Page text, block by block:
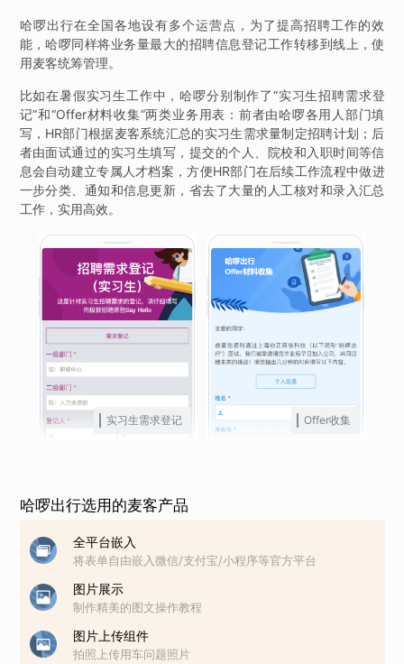
哈啰出行在全国各地设有多个运营点，为了提高招聘工作的效
能，哈啰同样将业务量最大的招聘信息登记工作转移到线上，使
用麦客统筹管理。
比如在暑假实习生工作中，哈啰分别制作了“实习生招聘需求登
记”和“Offer材料收集”两类业务用表：前者由哈啰各用人部门填
写，HR部门根据麦客系统汇总的实习生需求量制定招聘计划；后
者由面试通过的实习生填写，提交的个人、院校和入职时间等信
息会自动建立专属人才档案，方便HR部门在后续工作流程中做进
一步分类、通知和信息更新，省去了大量的人工核对和录入汇总
工作，实用高效。
实习生需求登记 Offer收集
哈啰出行选用的麦客产品
全平台嵌入
将表单自由嵌入微信/支付宝/小程序等官方平台
图片展示
制作精美的图文操作教程
图片上传组件
拍照上传用车问题照片